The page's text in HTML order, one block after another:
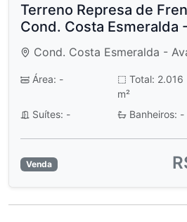
Terreno Represa de
Cond. Costa Esmeralda
Cond. Costa Esmeralda -
Área: -
Total: 2.016
m²
Suítes: - Banheiros: -
Venda